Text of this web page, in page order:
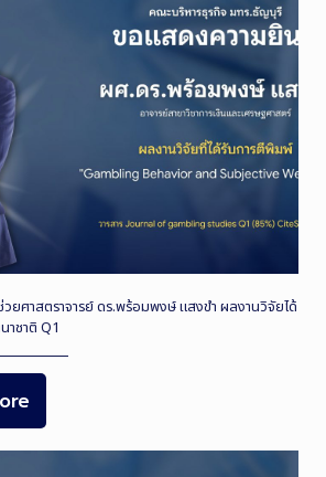
ศาสตราจารย์ ดร.พร้อมพงษ์ แสงขำ ผลงานวิจัยได้
าชาติ Q1